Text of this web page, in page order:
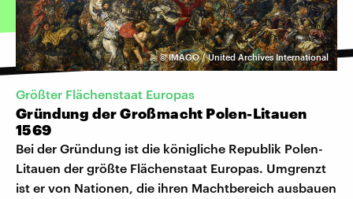
©IMAGO / United Archives International
Größter Flächenstaat Europas
Gründung der Großmacht Polen-Litauen
1569
Bei der Gründung ist die königliche Republik Polen-
Litauen der größte Flächenstaat Europas. Umgrenzt
ist er von Nationen, die ihren Machtbereich ausbauen